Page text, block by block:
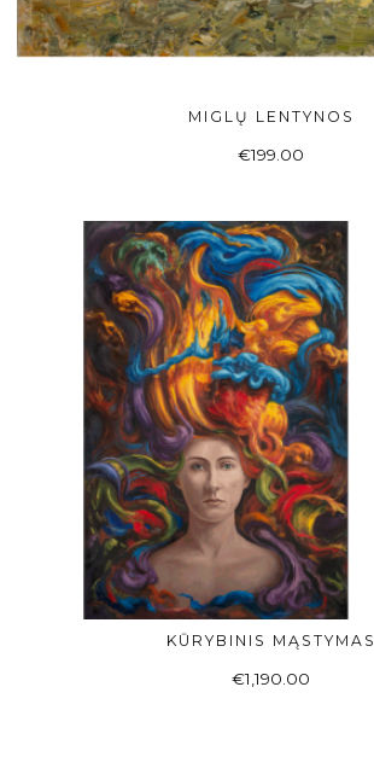
Į KREPŠELĮ
MIGLŲ LENTYNOS
€199.00
Į KREPŠELĮ
KŪRYBINIS MĄSTYMAS
€1,190.00